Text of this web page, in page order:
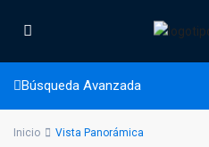
Vista
Búsqueda Avanzada
Inicio Vista Panorámica